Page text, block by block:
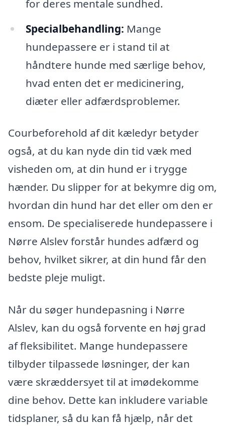
for deres mentale sundhed.
Specialbehandling: Mange
hundepassere er i stand til at
håndtere hunde med særlige behov,
hvad enten det er medicinering,
diæter eller adfærdsproblemer.
Courbeforehold af dit kæledyr betyder
også, at du kan nyde din tid væk med
visheden om, at din hund er i trygge
hænder. Du slipper for at bekymre dig om,
hvordan din hund har det eller om den er
ensom. De specialiserede hundepassere i
Nørre Alslev forstår hundes adfærd og
behov, hvilket sikrer, at din hund får den
bedste pleje muligt.
Når du søger hundepasning i Nørre
Alslev, kan du også forvente en høj grad
af fleksibilitet. Mange hundepassere
tilbyder tilpassede løsninger, der kan
være skræddersyet til at imødekomme
dine behov. Dette kan inkludere variable
tidsplaner, så du kan få hjælp, når det